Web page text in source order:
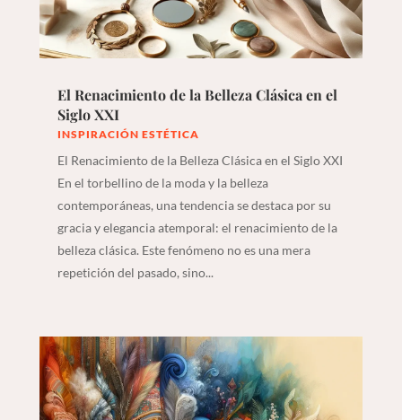
El Renacimiento de la Belleza Clásica en el
Siglo XXI
INSPIRACIÓN ESTÉTICA
El Renacimiento de la Belleza Clásica en el Siglo XXI
En el torbellino de la moda y la belleza
contemporáneas, una tendencia se destaca por su
gracia y elegancia atemporal: el renacimiento de la
belleza clásica. Este fenómeno no es una mera
repetición del pasado, sino...